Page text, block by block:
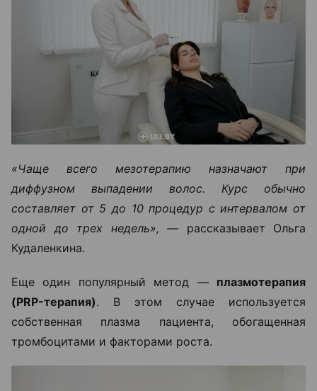
«Чаще всего мезотерапию назначают при
диффузном выпадении волос. Курс обычно
составляет от 5 до 10 процедур с интервалом от
одной до трех недель», — рассказывает Ольга
Кудаленкина.
Еще один популярный метод — плазмотерапия
(PRP-терапия). В этом случае используется
собственная плазма пациента, обогащенная
тромбоцитами и факторами роста.